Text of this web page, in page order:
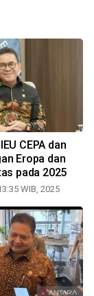
CEPA dan
Eropa dan
pada 2025
WIB, 2025